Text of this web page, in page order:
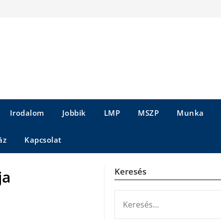
Irodalom Jobbik LMP MSZP Munka
Kapcsolat
Keresés